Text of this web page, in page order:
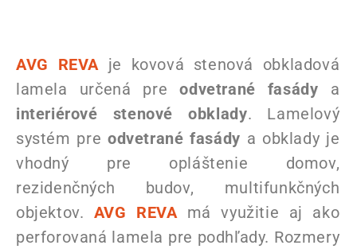
AVG REVAje kovová stenová obkladová
lamela určená preodvetrané fasády a
interiérové stenové obklady. Lamelový
systém pre odvetrané fasády a obklady je
vhodný pre opláštenie domov,
rezidenčných budov, multifunkčných
objektov. AVG REVAmá využitie aj ako
perforovaná lamela pre podhľady. Rozmery